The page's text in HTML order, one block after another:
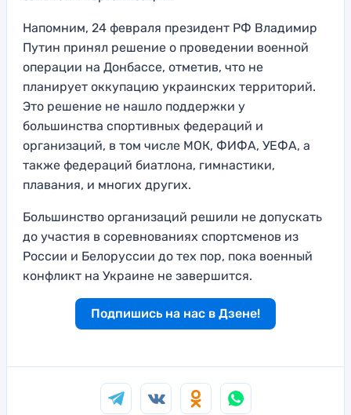
Напомним, 24 февраля президент РФ Владимир
Путин принял решение о проведении военной
операции на Донбассе, отметив, что не
планирует оккупацию украинских территорий.
Это решение не нашло поддержки у
большинства спортивных федераций и
организаций, в том числе МОК, ФИФА, УЕФА, а
также федераций биатлона, гимнастики,
плавания, и многих других.
Большинство организаций решили не допускать
до участия в соревнованиях спортсменов из
России и Белоруссии до тех пор, пока военный
конфликт на Украине не завершится.
Подпишись на нас в Дзене!